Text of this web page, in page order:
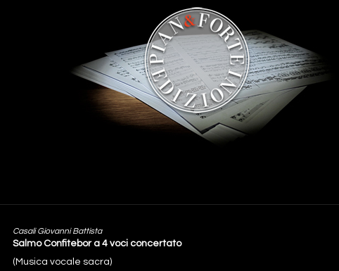
Casali Giovanni Battista
Salmo Confitebor a 4 voci concertato
(Musica vocale sacra)